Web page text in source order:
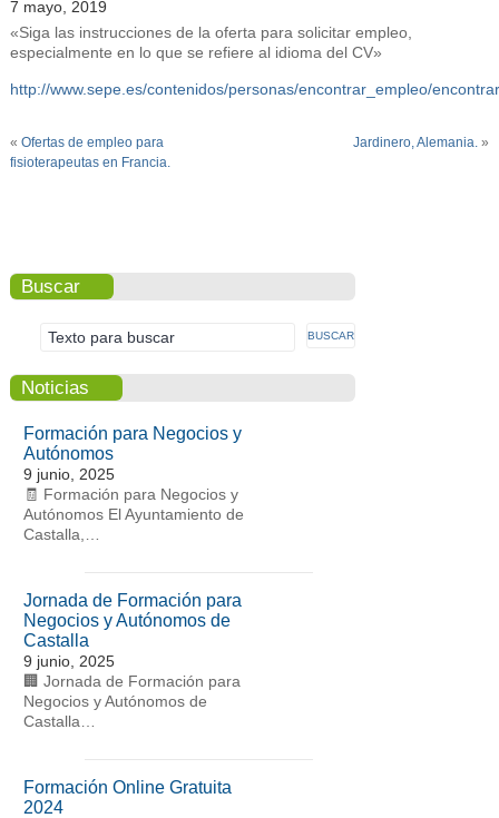
7 mayo, 2019
«Siga las instrucciones de la oferta para solicitar empleo,
especialmente en lo que se refiere al idioma del CV»
http://www.sepe.es/contenidos/personas/encontrar_empleo/
« Ofertas de empleo para
fisioterapeutas en Francia.
Jardinero, Alemania. »
Buscar
Noticias
Formación para Negocios y
Autónomos
9 junio, 2025
🧾 Formación para Negocios y
Autónomos El Ayuntamiento de
Castalla,…
Jornada de Formación para
Negocios y Autónomos de
Castalla
9 junio, 2025
🏢 Jornada de Formación para
Negocios y Autónomos de
Castalla…
Formación Online Gratuita
2024